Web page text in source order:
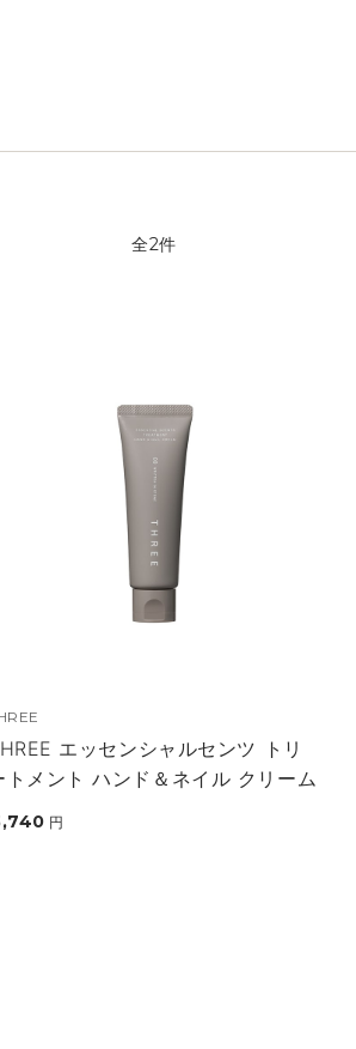
全2件
エッセンシャルセンツ トリ
トメント ハンド＆ネイル クリーム
円